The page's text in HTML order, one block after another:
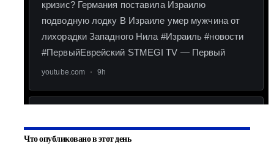
Что опубликовано в этот день